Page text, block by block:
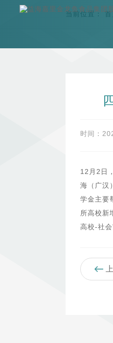
当前位置：
时间：
12月2日
海（广汉
学金主要
所高校新
高校-社